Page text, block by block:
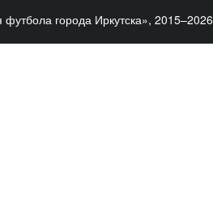
города Иркутска», 2015–2026